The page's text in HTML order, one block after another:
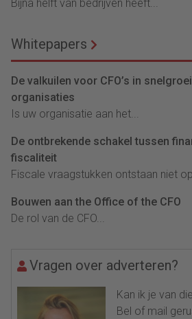
Bijna helft van bedrijven heeft...
Whitepapers
De valkuilen voor CFO’s in
organisaties
Is uw organisatie aan het...
De ontbrekende schakel tussen
fiscaliteit
Fiscale vraagstukken ontstaan niet
Bouwen aan the Office of the CFO
De rol van de CFO...
Vragen over adverteren?
Kan ik je van
Bel of mail